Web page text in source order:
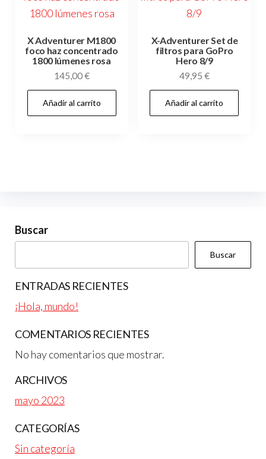
X Adventurer M1800
foco haz concentrado
1800 lúmenes rosa
145,00€
Añadir al carrito
X-Adventurer Set de
filtros para GoPro
Hero 8/9
49,95 €
Añadir al carrito
Buscar
Buscar
ENTRADAS RECIENTES
¡Hola, mundo!
COMENTARIOS RECIENTES
No hay comentarios que mostrar.
ARCHIVOS
mayo 2023
CATEGORÍAS
Sin categoría